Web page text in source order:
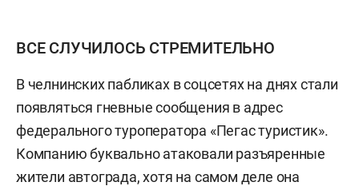
ВСЕ СЛУЧИЛОСЬ СТРЕМИТЕЛЬНО
В челнинских пабликах в соцсетях на днях стали
появляться гневные сообщения в адрес
федерального туроператора «Пегас туристик».
Компанию буквально атаковали разъяренные
жители автограда, хотя на самом деле она